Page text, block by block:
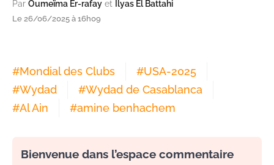
Par Oumeïma Er-rafay et Ilyas El Battahi
Le 26/06/2025 à 16h09
#Mondial des Clubs #USA-2025
#Wydad #Wydad de Casablanca
#Al Ain #amine benhachem
Bienvenue dans l’espace commentaire